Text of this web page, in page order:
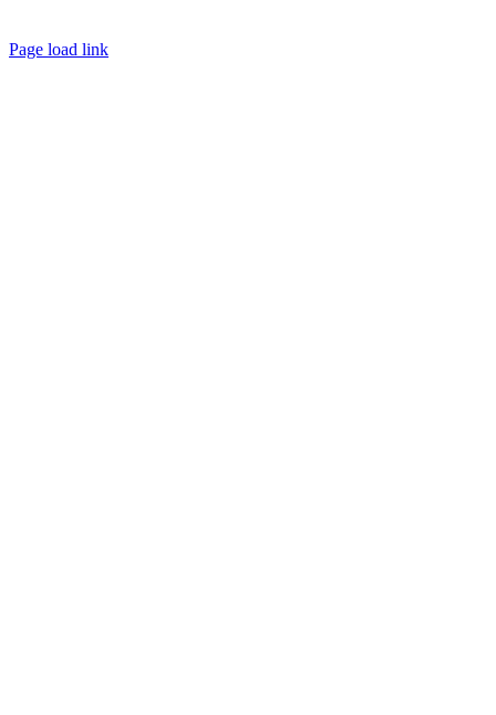
Page load link